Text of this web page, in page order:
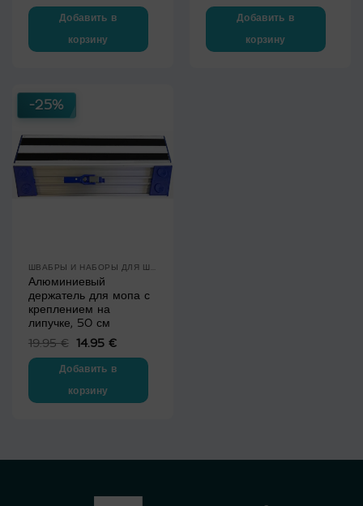
Добавить в
корзину
Добавить в
корзину
-25%
Алюминиевый
держатель для мопа с
креплением на
липучке, 50 см
19.95€ Первоначальная
составляла
19.95 €.
14.95 €Текущая
14.95 €.
Добавить в
корзину